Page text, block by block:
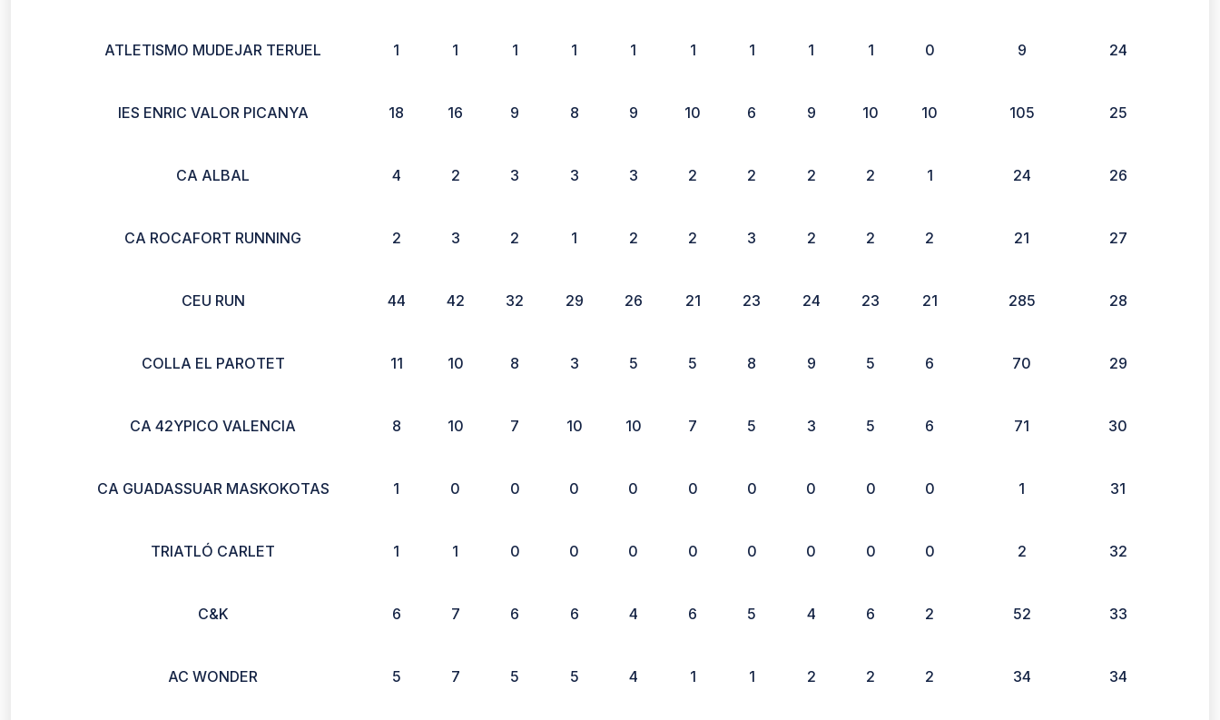
ATLETISMO MUDEJAR TERUEL 1 1 1 1 1 1 1 1 1 0 9 24
IES ENRIC VALOR PICANYA 18 16 9 8 9 10 6 9 10 10 105 25
CA ALBAL 4 2 3 3 3 2 2 2 2 1 24 26
CA ROCAFORT RUNNING 2 3 2 1 2 2 3 2 2 2 21 27
CEU RUN 44 42 32 29 26 21 23 24 23 21 285 28
COLLA EL PAROTET 11 10 8 3 5 5 8 9 5 6 70 29
CA 42YPICO VALENCIA 8 10 7 10 10 7 5 3 5 6 71 30
CA GUADASSUAR MASKOKOTAS 1 0 0 0 0 0 0 0 0 0 1 31
TRIATLÓ CARLET 1 1 0 0 0 0 0 0 0 0 2 32
C&K 6 7 6 6 4 6 5 4 6 2 52 33
AC WONDER 5 7 5 5 4 1 1 2 2 2 34 34